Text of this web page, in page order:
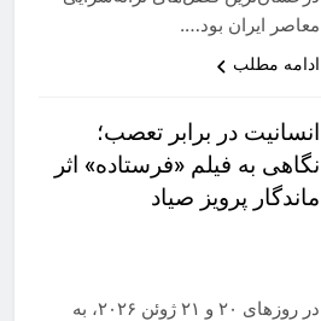
معاصر ایران بود….
ادامه مطلب
انسانیت در برابر تعصب؛
نگاهی به فیلم‌ «فرستاده» اثر
ماندگار پرويز صياد
در روزهای ۲۰ و ۲۱ ژوئن ۲۰۲۶، به